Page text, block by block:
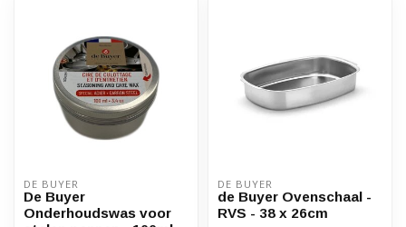
DE BUYER
De Buyer
Onderhoudswas voor
DE BUYER
de Buyer Ovenschaal -
RVS - 38 x 26cm